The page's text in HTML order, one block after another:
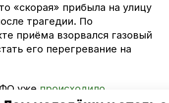
«скорая» прибыла на улицу
трагедии. По
приёма взорвался газовый
его перегревание на
уже происходило